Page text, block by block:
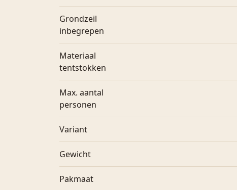
Grondzeil
inbegrepen
Materiaal
tentstokken
Max. aantal
personen
Variant
Gewicht
Pakmaat